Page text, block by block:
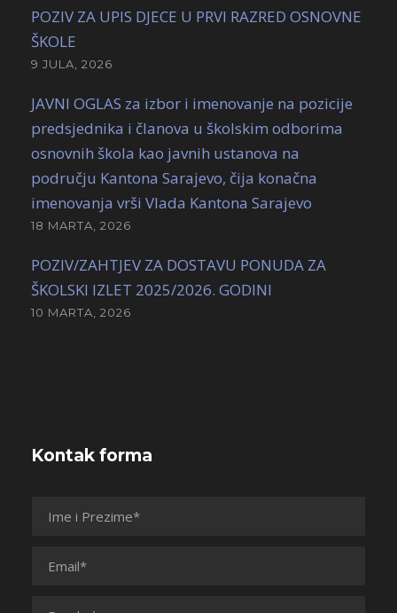
POZIV ZA UPIS DJECE U PRVI RAZRED OSNOVNE
ŠKOLE
9 JULA, 2026
JAVNI OGLAS za izbor i imenovanje na pozicije
predsjednika i članova u školskim odborima
osnovnih škola kao javnih ustanova na
području Kantona Sarajevo, čija konačna
imenovanja vrši Vlada Kantona Sarajevo
18 MARTA, 2026
POZIV/ZAHTJEV ZA DOSTAVU PONUDA ZA
ŠKOLSKI IZLET 2025/2026. GODINI
10 MARTA, 2026
Kontak forma